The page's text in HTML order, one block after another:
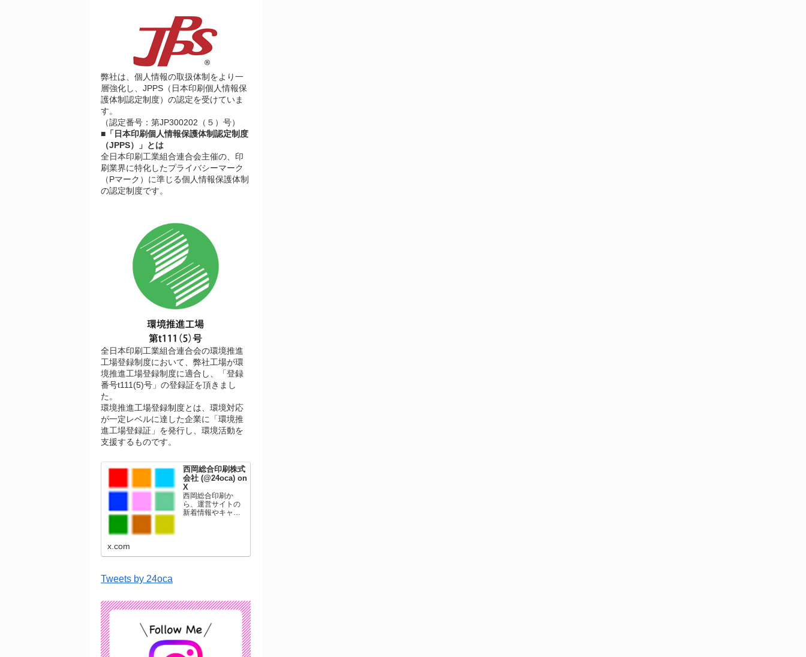
弊社は、個人情報の取扱体制をより一
層強化し、JPPS（日本印刷個人情報保
護体制認定制度）の認定を受けていま
す。
（認定番号：第JP300202（５）号）
■「日本印刷個人情報保護体制認定制度
（JPPS）」とは
全日本印刷工業組合連合会主催の、印
刷業界に特化したプライバシーマーク
（Pマーク）に準じる個人情報保護体制
の認定制度です。
全日本印刷工業組合連合会の環境推進
工場登録制度において、弊社工場が環
境推進工場登録制度に適合し、「登録
番号t111(5)号」の登録証を頂きまし
た。
環境推進工場登録制度とは、環境対応
が一定レベルに達した企業に「環境推
進工場登録証」を発行し、環境活動を
支援するものです。
西岡総合印刷株式
会社 (@24oca) on
X
西岡総合印刷か
ら、運営サイトの
新着情報やキャン
ています。
x.com
Tweets by 24oca